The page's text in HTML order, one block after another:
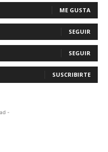
ME GUSTA
SEGUIR
SEGUIR
SUSCRIBIRTE
-